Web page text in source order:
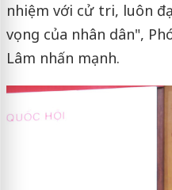
nhiệm với cử tri, luôn
vọng của nhân dân",
Lâm nhấn mạnh.